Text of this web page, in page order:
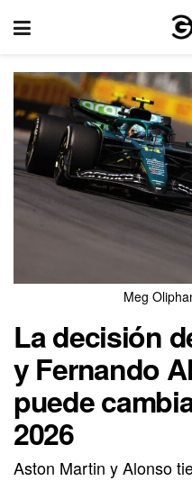
Meg
La decisión
y Fernando
puede
2026
Aston Martin y Alonso